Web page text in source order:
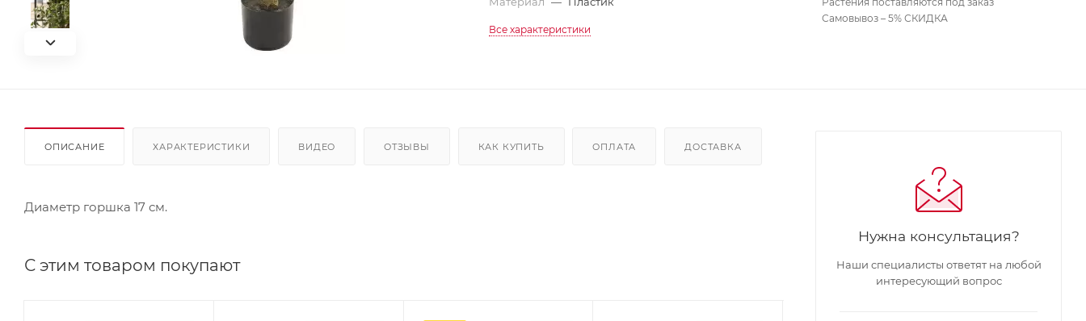
Все характеристики
Самовывоз – 5% СКИДКА
ОПИСАНИЕ ХАРАКТЕРИСТИКИ ВИДЕО ОТЗЫВЫ КАК КУПИТЬ ОПЛАТА ДОСТАВКА
Диаметр горшка 17 см.
С этим товаром покупают
Нужна консультация?
Наши специалисты ответят на любой
интересующий вопрос